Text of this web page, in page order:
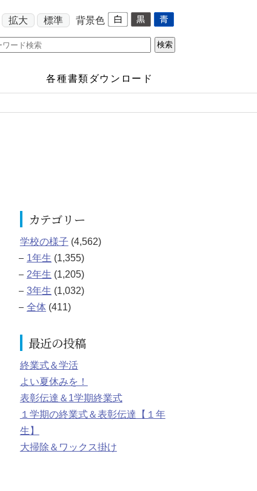
拡大 標準 背景色
各種書類ダウンロード
カテゴリー
学校の様子 (4,562)
1年生 (1,355)
2年生 (1,205)
3年生 (1,032)
全体 (411)
最近の投稿
終業式＆学活
よい夏休みを！
表彰伝達＆1学期終業式
１学期の終業式＆表彰伝達【１年
生】
大掃除＆ワックス掛け